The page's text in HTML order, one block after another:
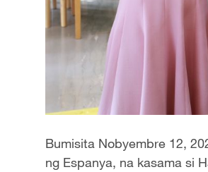
Bumisita Nobyembre 12,
ng Espanya, na kasama si